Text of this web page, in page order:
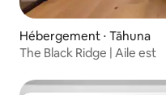
Hébergement ⋅ Tāhuna
The Black Ridge | Aile est